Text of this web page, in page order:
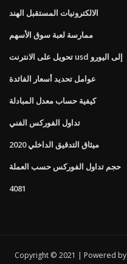
الالكترونيات المستقبل الهند
ممارسة لعبة سوق الأسهم
تحويل على الانترنت usd إلى اليورو
عوامل تحديد أسعار الفائدة
كيفية حساب معدل المبادلة
تداول الفوركس الفني
ميثاق التدقيق الداخلي 2020
حجم تداول الفوركس حسب العملة
4081
Copyright © 2021 | Powered by